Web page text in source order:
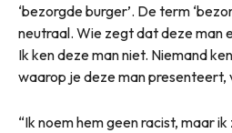
‘bezorgde burger’. De term
neutraal. Wie zegt dat deze man
Ik ken deze man niet. Niemand
waarop je deze man presenteert,
“Ik noem hem geen racist, maar